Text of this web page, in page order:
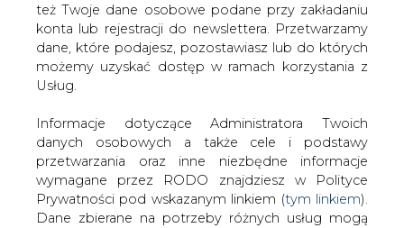
też Twoje dane osobowe podane przy zakładaniu
konta lub rejestracji do newslettera. Przetwarzamy
dane, które podajesz, pozostawiasz lub do których
możemy uzyskać dostęp w ramach korzystania z
Usług.
Informacje dotyczące Administratora Twoich
danych osobowych a także cele i podstawy
przetwarzania oraz inne niezbędne informacje
wymagane przez RODO znajdziesz w Polityce
Prywatności pod wskazanym linkiem (tym linkiem).
Dane zbierane na potrzeby różnych usług mogą
cyfrowego banku centralnego
2021-02-28 15:23
drukuj